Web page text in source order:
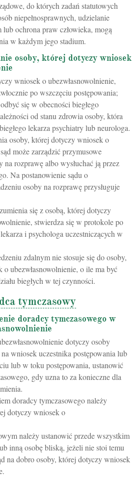
do których zadań statutowych
niepełnosprawnych, udzielanie
ochrona praw człowieka, mogą
w każdym jego stadium.
osoby, której dotyczy wniosek
wniosek o ubezwłasnowolnienie,
po wszczęciu postępowania;
się w obecności biegłego
od stanu zdrowia osoby, która
lekarza psychiatry lub neurologa.
osoby, której dotyczy wniosek o
może zarządzić przymusowe
na rozprawę albo wysłuchać ją przez
Na postanowienie sądu o
osoby na rozprawę przysługuje
się z osobą, której dotyczy
stwierdza się w protokole po
i psychologa uczestniczących w
zdalnym nie stosuje się do osoby,
ubezwłasnowolnienie, o ile ma być
biegłych w tej czynności.
tymczasowy
doradcy tymczasowego w
dotyczy osoby
wniosek uczestnika postępowania lub
lub w toku postępowania, ustanowić
gdy uzna to za konieczne dla
doradcy tymczasowego należy
dotyczy wniosek o
należy ustanowić przede wszystkim
inną osobę bliską, jeżeli nie stoi temu
na dobro osoby, której dotyczy wniosek